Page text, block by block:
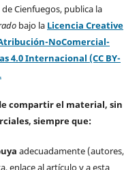
Cienfuegos, publica la
bajo la Licencia Creative
NoComercial-
4.0 Internacional (CC BY-
.
compartir el material, sin
siempre que:
adecuadamente (autores,
enlace al artículo y a esta